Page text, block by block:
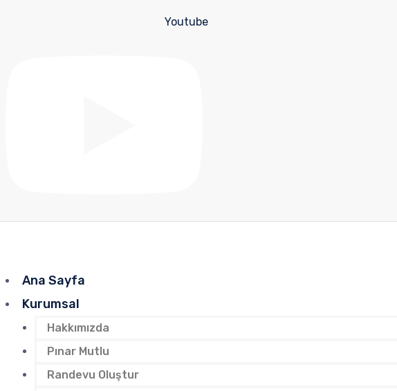
Youtube
Ana Sayfa
Kurumsal
Hakkımızda
Pınar Mutlu
Randevu Oluştur